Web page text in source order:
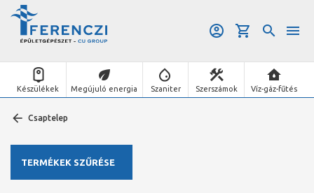
Készülékek Megújuló energia Szaniter Szerszámok Víz-gáz-fűtés
Csaptelep
TERMÉKEK SZŰRÉSE